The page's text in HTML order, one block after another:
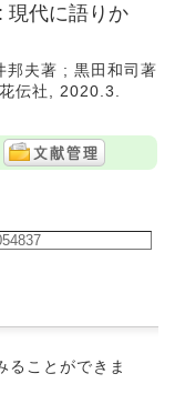
現代に語りか
邦夫著 ; 黒田和司著
伝社, 2020.3.
ることができま